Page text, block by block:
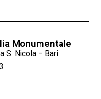
Monumentale
S. Nicola – Bari